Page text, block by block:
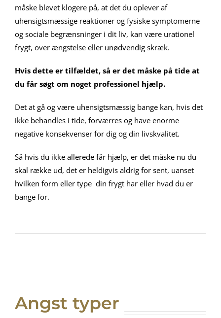
måske blevet klogere på, at det du oplever af
uhensigtsmæssige reaktioner og fysiske symptomerne
og sociale begrænsninger i dit liv, kan være urationel
frygt, over ængstelse eller unødvendig skræk.
Hvis dette er tilfældet, så er det måske på tide at
du får søgt om noget professionel hjælp.
Det at gå og være uhensigtsmæssig bange kan, hvis det
ikke behandles i tide, forværres og have enorme
negative konsekvenser for dig og din livskvalitet.
Så hvis du ikke allerede får hjælp, er det måske nu du
skal række ud, det er heldigvis aldrig for sent, uanset
hvilken form eller type din frygt har eller hvad du er
bange for.
Angst typer